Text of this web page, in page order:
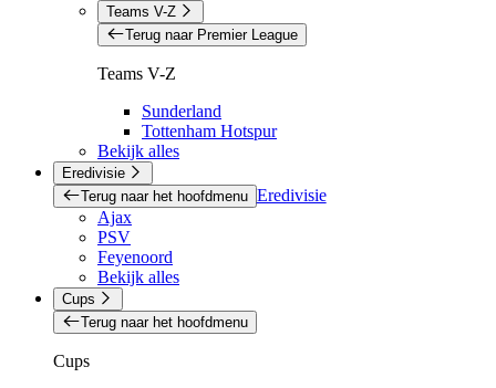
Teams V-Z
Terug naar Premier League
Teams V-Z
Sunderland
Tottenham Hotspur
Bekijk alles
Eredivisie
Terug naar het hoofdmenu Eredivisie
Ajax
PSV
Feyenoord
Bekijk alles
Cups
Terug naar het hoofdmenu
Cups